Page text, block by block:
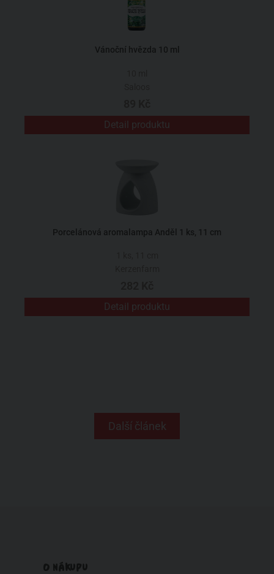
Vánoční hvězda 10 ml
Detail produktu
Porcelánová aromalampa Anděl 1 ks, 11 cm
Detail produktu
Další článek
O NÁKUPU